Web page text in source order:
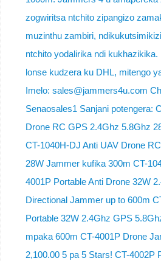
zogwiritsa ntchito zipangizo
muzinthu zambiri,
ntchito yodalirika ndi
lonse kudzera ku DHL, mitengo
Imelo: sales@jammers4u.com
Senaosales1 Sanjani potengera:
Drone RC GPS 2.4Ghz 5.8Ghz
CT-1040H-DJ Anti UAV Drone
28W Jammer kufika 300m CT-
4001P Portable Anti Drone 32W
Directional Jammer up to 600m
Portable 32W 2.4Ghz GPS
mpaka 600m CT-4001P Drone
2,100.00 5 pa 5 Stars! CT-4002P